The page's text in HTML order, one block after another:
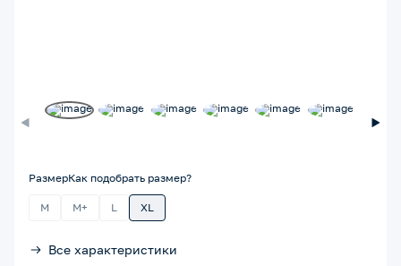
РазмерКак подобрать размер?
M M+ L XL
Все характеристики